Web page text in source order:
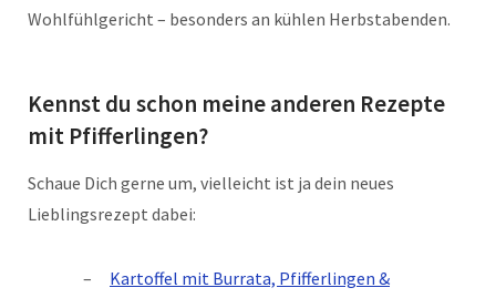
Wohlfühlgericht – besonders an kühlen Herbstabenden.
Kennst du schon meine anderen Rezepte
mit Pfifferlingen?
Schaue Dich gerne um, vielleicht ist ja dein neues
Lieblingsrezept dabei:
Kartoffel mit Burrata, Pfifferlingen &